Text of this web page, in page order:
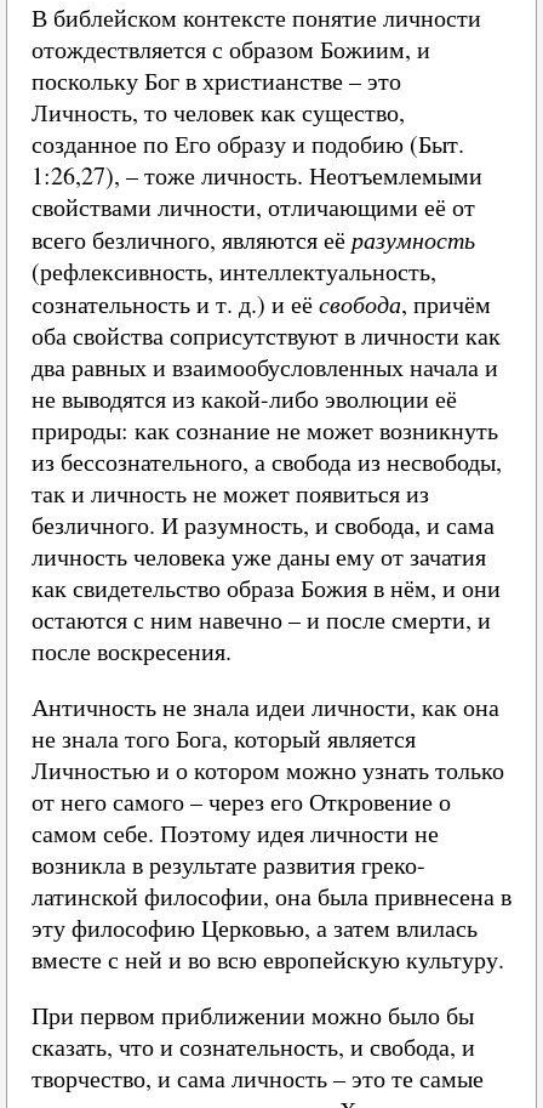
В библейском контексте понятие личности
отождествляется с образом Божиим, и
поскольку Бог в христианстве – это
Личность, то человек как существо,
созданное по Его образу и подобию (Быт.
1:26,27), – тоже личность. Неотъемлемыми
свойствами личности, отличающими её от
всего безличного, являются её разумность
(рефлексивность, интеллектуальность,
сознательность и т. д.) и еёсвобода, причём
оба свойства соприсутствуют в личности как
два равных и взаимообусловленных начала и
не выводятся из какой-либо эволюции её
природы: как сознание не может возникнуть
из бессознательного, а свобода из несвободы,
так и личность не может появиться из
безличного. И разумность, и свобода, и сама
личность человека уже даны ему от зачатия
как свидетельство образа Божия в нём, и они
остаются с ним навечно – и после смерти, и
после воскресения.
Античность не знала идеи личности, как она
не знала того Бога, который является
Личностью и о котором можно узнать только
от него самого – через его Откровение о
самом себе. Поэтому идея личности не
возникла в результате развития греко-
латинской философии, она была привнесена в
эту философию Церковью, а затем влилась
вместе с ней и во всю европейскую культуру.
При первом приближении можно было бы
сказать, что и сознательность, и свобода, и
творчество, и сама личность – это те самые